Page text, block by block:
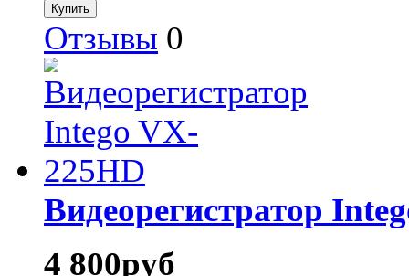
Отзывы 0
Видеорегистратор
4 800руб